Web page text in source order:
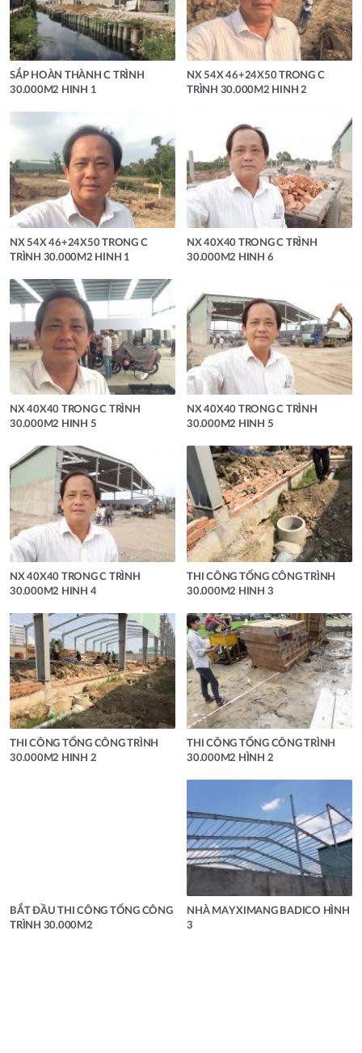
SẮP HOÀN THÀNH C TRÌNH
30.000M2 HINH 1
NX 54X 46+24X50 TRONG C
TRÌNH 30.000M2 HINH 2
NX 54X 46+24X50 TRONG C
TRÌNH 30.000M2 HINH 1
NX 40X40 TRONG C TRÌNH
30.000M2 HINH 6
NX 40X40 TRONG C TRÌNH
30.000M2 HINH 5
NX 40X40 TRONG C TRÌNH
30.000M2 HINH 5
NX 40X40 TRONG C TRÌNH
30.000M2 HINH 4
THI CÔNG TỔNG CÔNG TRÌNH
30.000M2 HINH 3
THI CÔNG TỔNG CÔNG TRÌNH
30.000M2 HINH 2
THI CÔNG TỔNG CÔNG TRÌNH
30.000M2 HÌNH 2
BẮT ĐẦU THI CÔNG TỔNG CÔNG
TRÌNH 30.000M2
NHÀ MAY XIMANG BADICO HÌNH
3